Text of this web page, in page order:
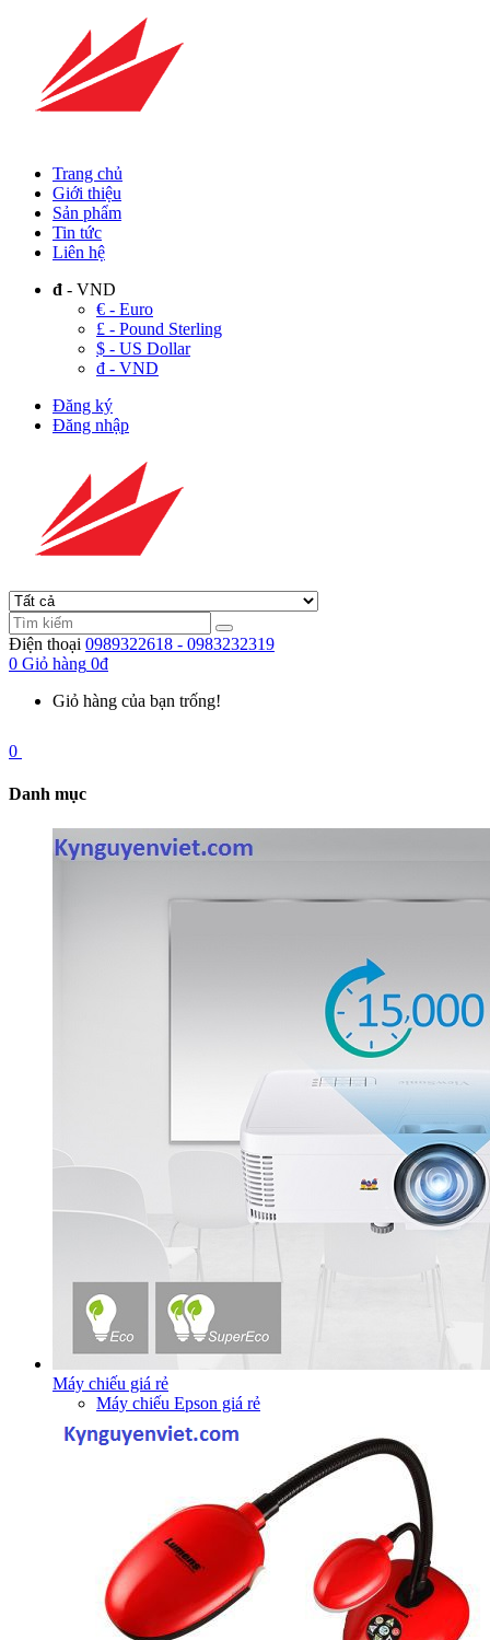
Trang chủ
Giới thiệu
Sản phẩm
Tin tức
Liên hệ
đ - VND
€ - Euro
£ - Pound Sterling
$ - US Dollar
đ - VND
Đăng ký
Đăng nhập
Điện thoại 0989322618 - 0983232319
0 Giỏ hàng 0đ
Giỏ hàng của bạn trống!
0
Danh mục
Máy chiếu giá rẻ
Máy chiếu Epson giá rẻ